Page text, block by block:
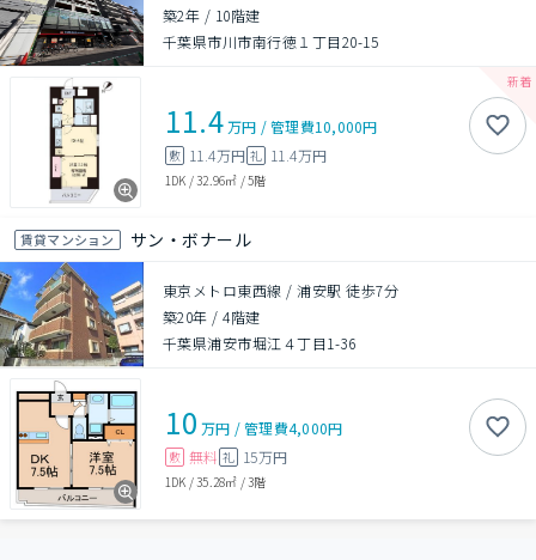
築2年 / 10階建
千葉県市川市南行徳１丁目20-15
11.4万円 /管理費10,000円
敷 11.4万円 礼 11.4万円
1DK /32.96㎡ /5階
賃貸マンション サン・ボナール
東京メトロ東西線 / 浦安駅 徒歩7分
築20年 /4階建
千葉県浦安市堀江４丁目1-36
10 万円 /管理費4,000円
敷 無料 礼 15万円
1DK /35.28㎡ /3階